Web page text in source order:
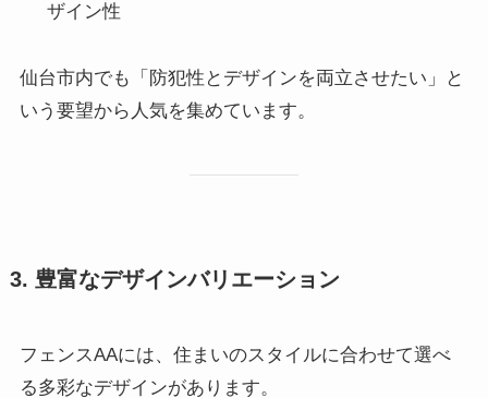
ザイン性
仙台市内でも「防犯性とデザインを両立させたい」と
いう要望から人気を集めています。
3. 豊富なデザインバリエーション
フェンスAAには、住まいのスタイルに合わせて選べ
る多彩なデザインがあります。